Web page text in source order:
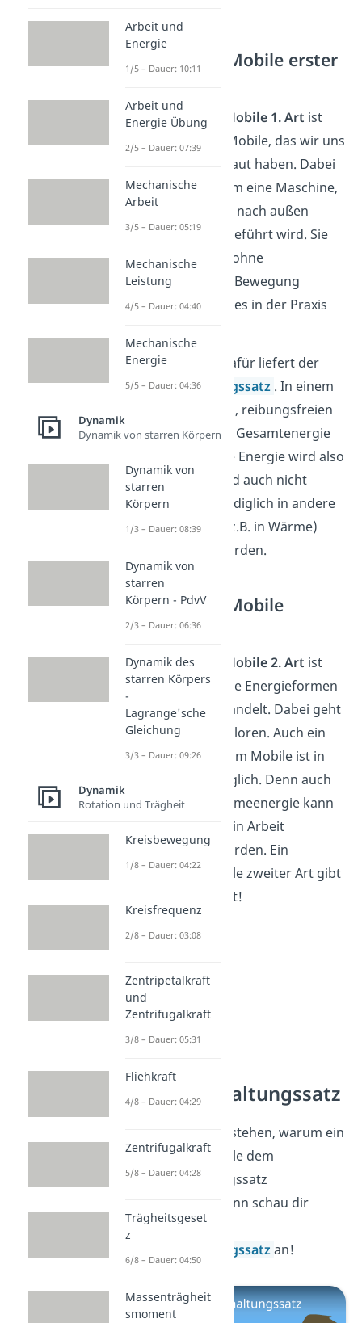
Perpetuum Mobile erster
Art
EinPerpetuum Mobile 1. Art ist
das Perpetuum Mobile, das wir uns
bis jetzt angeschaut haben. Dabei
handelt es sich um eine Maschine,
die mehr Energie nach außen
abgibt als ihr zugeführt wird. Sie
würde also ewig ohne
Energiezufuhr in Bewegung
bleiben. Das gibt es in der Praxis
Eine Erklärung dafür liefert der
Energieerhaltungssatz . In einem
abgeschlossenen, reibungsfreien
System bleibt die Gesamtenergie
immer gleich. Die Energie wird also
nicht weniger und auch nicht
mehr. Sie kann lediglich in andere
Energieformen (z.B. in Wärme)
umgewandelt werden.
Perpetuum Mobile
zweiter Art
EinPerpetuum Mobile 2. Art ist
eine Maschine, die Energieformen
ineinander umwandelt. Dabei geht
keine Energie verloren. Auch ein
solches Perpetuum Mobile ist in
der Praxis unmöglich. Denn auch
abgegebene Wärmeenergie kann
nicht vollständig in Arbeit
umgewandelt werden. Ein
Perpetuum Mobile zweiter Art gibt
es also auch nicht!
Energieerhaltungssatz
Du möchtest verstehen, warum ein
Perpetuum Mobile dem
Energieerhaltungssatz
widerspricht? Dann schau dir
unser Video zum
Energieerhaltungssatzan!
Arbeit und
Energie
1/5 – Dauer: 10:11
Arbeit und
Energie Übung
2/5 – Dauer: 07:39
Mechanische
Arbeit
3/5 – Dauer: 05:19
Mechanische
Leistung
4/5 – Dauer: 04:40
Mechanische
Energie
5/5 – Dauer: 04:36
Dynamik
Dynamik von starren Körpern
Dynamik von
starren
Körpern
1/3 – Dauer: 08:39
Dynamik von
starren
Körpern - PdvV
2/3 – Dauer: 06:36
Dynamik des
starren Körpers
-
Lagrange'sche
Gleichung
3/3 – Dauer: 09:26
Dynamik
Rotation und Trägheit
Kreisbewegung
1/8 – Dauer: 04:22
Kreisfrequenz
2/8 – Dauer: 03:08
Zentripetalkraft
und
Zentrifugalkraft
3/8 – Dauer: 05:31
Fliehkraft
4/8 – Dauer: 04:29
Zentrifugalkraft
5/8 – Dauer: 04:28
Trägheitsgeset
z
6/8 – Dauer: 04:50
Massenträgheit
smoment